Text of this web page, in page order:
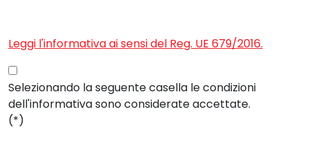
Leggi l'informativa ai sensi del Reg. UE 679/2016.
Selezionando la seguente casella le condizioni
dell'informativa sono considerate accettate.
(*)